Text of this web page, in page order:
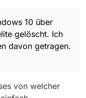
10 über
gelöscht. Ich
davon getragen.
von welcher